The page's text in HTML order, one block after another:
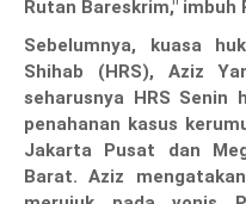
Rutan Bareskrim," imbuh
Sebelumnya, kuasa
Shihab (HRS), Aziz
seharusnya HRS Senin
penahanan kasus
Jakarta Pusat dan
Barat. Aziz